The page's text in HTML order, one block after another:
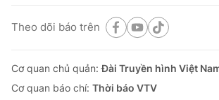
Theo dõi báo trên
Cơ quan chủ quản:Đài Truyền hình Việt
Cơ quan báo chí: Thời báo VTV